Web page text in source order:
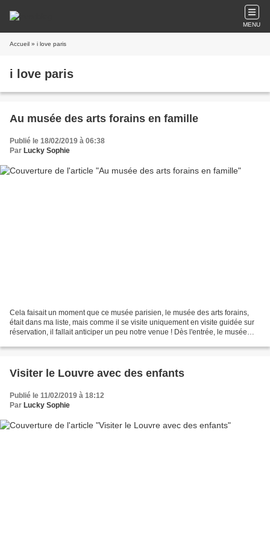
MENU
Accueil » i love paris
i love paris
Au musée des arts forains en famille
Publié le 18/02/2019 à 06:38
Par Lucky Sophie
Cela faisait un moment que ce musée parisien, le musée des arts forains,
était dans ma liste, mais comme il se visite uniquement en visite guidée sur
réservation, il fallait anticiper un peu notre venue ! Dès l'entrée, le musée
Visiter le Louvre avec des enfants
Publié le 11/02/2019 à 18:12
Par Lucky Sophie